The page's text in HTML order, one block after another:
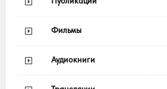
Фильмы
Аудиокниги